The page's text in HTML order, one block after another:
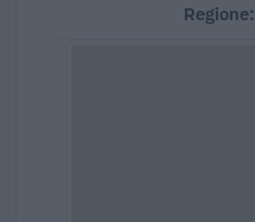
Regione: